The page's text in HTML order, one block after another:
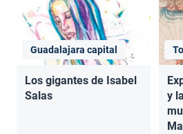
Guadalajara capital
Los gigantes de Isabel
Salas
y